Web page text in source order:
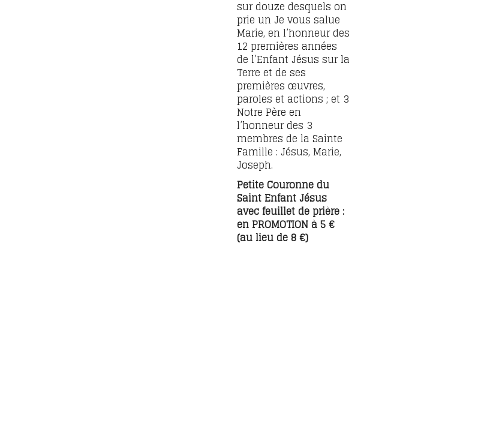
sur douze desquels on
prie un Je vous salue
Marie, en l’honneur des
12 premières années
de l’Enfant Jésus sur la
Terre et de ses
premières œuvres,
paroles et actions ; et 3
Notre Père en
l’honneur des 3
membres de la Sainte
Famille : Jésus, Marie,
Joseph.
Petite Couronne du
Saint Enfant Jésus
avec feuillet de prière :
en PROMOTION à 5 €
(au lieu de 8 €)